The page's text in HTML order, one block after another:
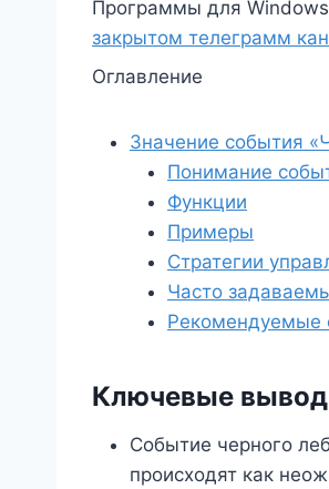
Программы для
закрытом телеграмм
Оглавление
Значение события
Понимание
Функции
Примеры
Стратегии
Часто
Рекомендуемые
Ключевые
Событие черного
происходят как